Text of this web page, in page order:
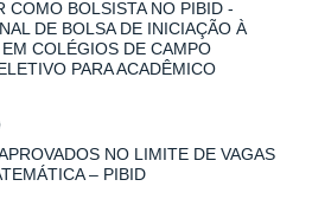
COMO BOLSISTA NO PIBID -
DE BOLSA DE INICIAÇÃO À
COLÉGIOS DE CAMPO
PARA ACADÊMICO
NO LIMITE DE VAGAS
– PIBID